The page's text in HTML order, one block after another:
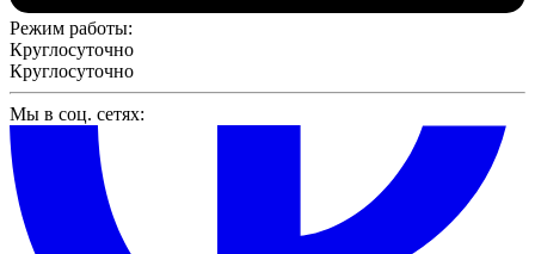
Режим работы:
Круглосуточно
Круглосуточно
Мы в соц. сетях: